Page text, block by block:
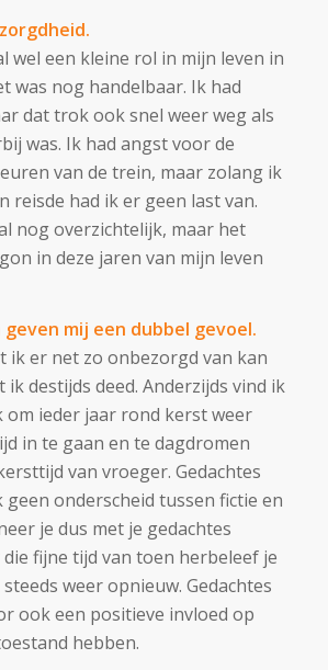
wel een kleine rol in mijn leven in
was nog handelbaar. Ik had
dat trok ook snel weer weg als
was. Ik had angst voor de
van de trein, maar zolang ik
reisde had ik er geen last van.
nog overzichtelijk, maar het
in deze jaren van mijn leven
mij een dubbel gevoel.
ik er net zo onbezorgd van kan
ik destijds deed. Anderzijds vind ik
ieder jaar rond kerst weer
in te gaan en te dagdromen
van vroeger. Gedachtes
geen onderscheid tussen fictie en
je dus met je gedachtes
fijne tijd van toen herbeleef je
weer opnieuw. Gedachtes
ook een positieve invloed op
hebben.